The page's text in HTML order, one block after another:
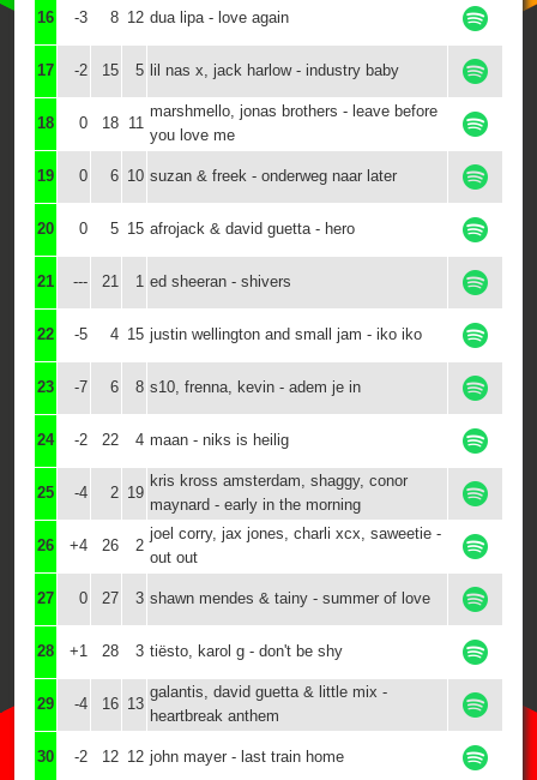
16 -3 8 12 dua lipa - love again
17 -2 15 5 lil nas x, jack harlow - industry baby
18 0 18 11
marshmello, jonas brothers - leave before
you love me
19 0 6 10 suzan & freek - onderweg naar later
20 0 5 15 afrojack & david guetta - hero
21 --- 21 1 ed sheeran - shivers
22 -5 4 15 justin wellington and small jam - iko iko
23 -7 6 8 s10, frenna, kevin - adem je in
24 -2 22 4 maan - niks is heilig
25 -4 2 19
kris kross amsterdam, shaggy, conor
maynard - early in the morning
26 +4 26 2
joel corry, jax jones, charli xcx, saweetie -
out out
27 0 27 3 shawn mendes & tainy - summer of love
28 +1 28 3 tiësto, karol g - don't be shy
29 -4 16 13
galantis, david guetta & little mix -
heartbreak anthem
30 -2 12 12 john mayer - last train home